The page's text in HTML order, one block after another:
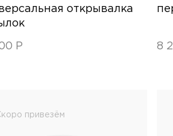
открывалка
Р 8
привезём